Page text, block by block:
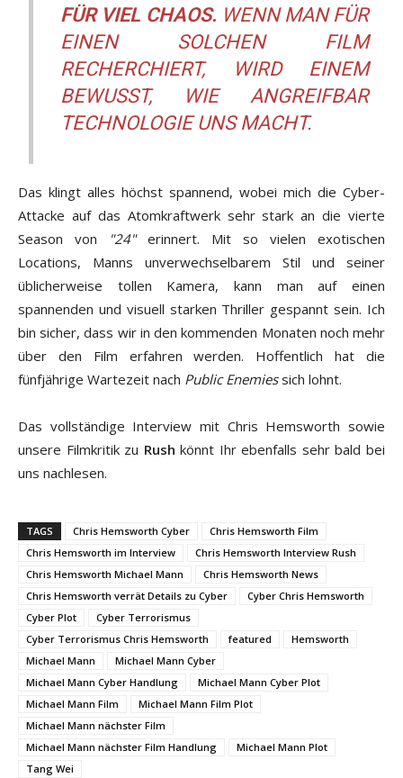
FÜR VIEL CHAOS. WENN MAN FÜR
EINEN SOLCHEN FILM
RECHERCHIERT, WIRD EINEM
BEWUSST, WIE ANGREIFBAR
TECHNOLOGIE UNS MACHT.
Das klingt alles höchst spannend, wobei mich die Cyber-
Attacke auf das Atomkraftwerk sehr stark an die vierte
Season von
"24"erinnert. Mit so vielen exotischen
Locations, Manns unverwechselbarem Stil und seiner
üblicherweise tollen Kamera, kann man auf einen
spannenden und visuell starken Thriller gespannt sein. Ich
bin sicher, dass wir in den kommenden Monaten noch mehr
über den Film erfahren werden. Hoffentlich hat die
fünfjährige Wartezeit nach Public Enemiessich lohnt.
Das vollständige Interview mit Chris Hemsworth sowie
unsere Filmkritik zu Rush könnt Ihr ebenfalls sehr bald bei
uns nachlesen.
TAGS Chris Hemsworth Cyber
Chris Hemsworth Film
Chris Hemsworth im Interview
Chris Hemsworth Interview Rush
Chris Hemsworth Michael Mann
Chris Hemsworth News
Chris Hemsworth verrät Details zu Cyber
Cyber Chris Hemsworth
Cyber Plot
Cyber Terrorismus
Cyber Terrorismus Chris Hemsworth
featured
Hemsworth
Michael Mann
Michael Mann Cyber
Michael Mann Cyber Handlung
Michael Mann Cyber Plot
Michael Mann Film
Michael Mann Film Plot
Michael Mann nächster Film
Michael Mann nächster Film Handlung
Michael Mann Plot
Tang Wei